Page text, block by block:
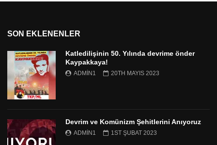
SON EKLENENLER
Katledilişinin 50. Yılında devrime önder
Kaypakkaya!
ADMIN1 20TH MAYIS 2023
Devrim ve Komünizm Şehitlerini Anıyoruz
ADMIN1 1ST ŞUBAT 2023